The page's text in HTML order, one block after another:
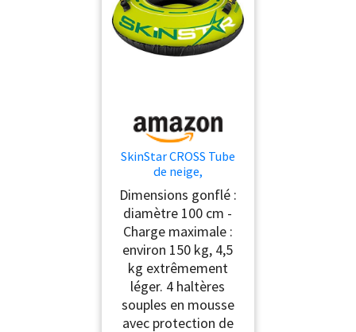
SkinStar CROSS Tube
de neige,
professionnel,
diamètre : 100 cm,
vert, 100 cm
Dimensions gonflé :
diamètre 100 cm -
Charge maximale :
environ 150 kg, 4,5
kg extrêmement
léger. 4 haltères
souples en mousse
avec protection de